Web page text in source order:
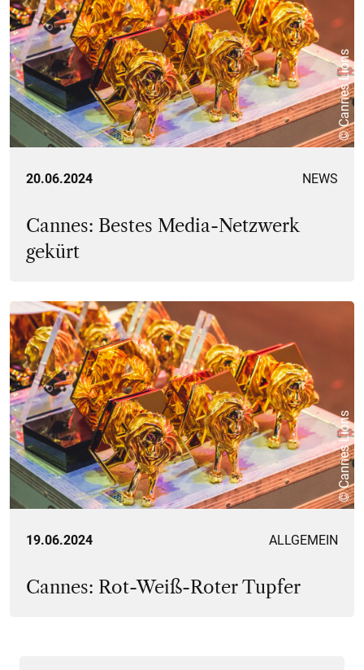
© Cannes Lions
20.06.2024 NEWS
Cannes: Bestes Media-Netzwerk
gekürt
© Cannes Lions
19.06.2024 ALLGEMEIN
Cannes: Rot-Weiß-Roter Tupfer